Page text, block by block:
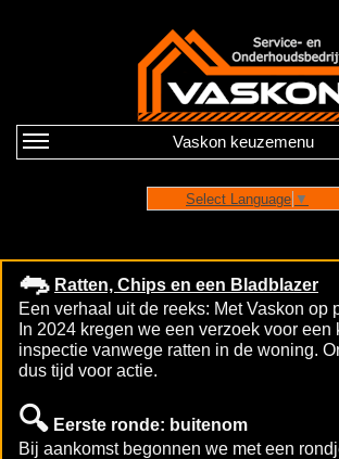
Vaskon keuzemenu
Select Language ▼
🐀 Ratten, Chips en een Bladblazer
Een verhaal uit de reeks: Met Vaskon op
In 2024 kregen we een verzoek voor een
inspectie vanwege ratten in de woning.
dus tijd voor actie.
🔍 Eerste ronde: buitenom
Bij aankomst begonnen we met een